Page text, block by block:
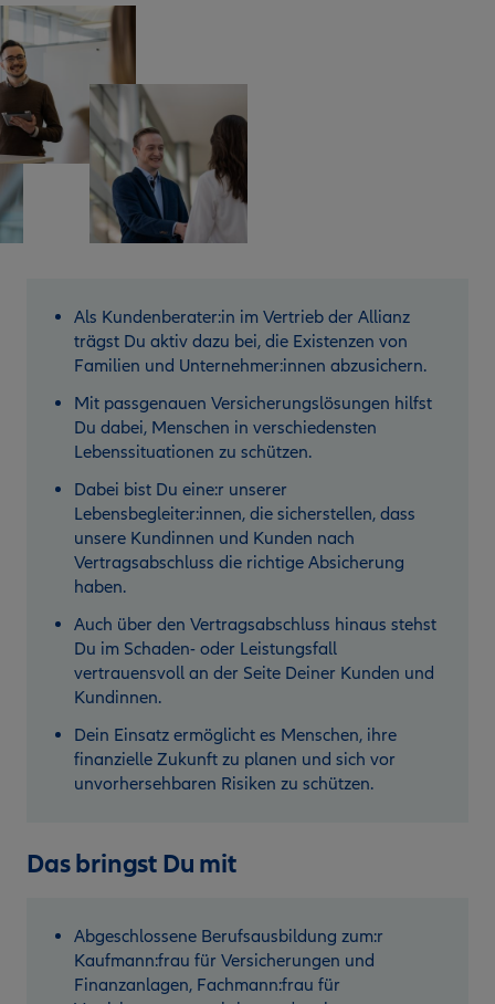
Als Kundenberater:in im Vertrieb der Allianz
trägst Du aktiv dazu bei, die Existenzen von
Familien und Unternehmer:innen abzusichern.
Mit passgenauen Versicherungslösungen hilfst
Du dabei, Menschen in verschiedensten
Lebenssituationen zu schützen.
Dabei bist Du eine:r unserer
Lebensbegleiter:innen, die sicherstellen, dass
unsere Kundinnen und Kunden nach
Vertragsabschluss die richtige Absicherung
haben.
Auch über den Vertragsabschluss hinaus stehst
Du im Schaden- oder Leistungsfall
vertrauensvoll an der Seite Deiner Kunden und
Kundinnen.
Dein Einsatz ermöglicht es Menschen, ihre
finanzielle Zukunft zu planen und sich vor
unvorhersehbaren Risiken zu schützen.
Das bringst Du mit
Abgeschlossene Berufsausbildung zum:r
Kaufmann:frau für Versicherungen und
Finanzanlagen, Fachmann:frau für